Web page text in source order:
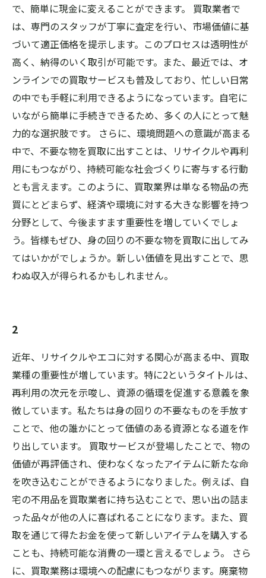
で、簡単に現金に変えることができます。 買取業者で
は、専門のスタッフが丁寧に査定を行い、市場価値に基
づいて適正価格を提示します。このプロセスは透明性が
高く、納得のいく取引が可能です。また、最近では、オ
ンラインでの買取サービスも普及しており、忙しい日常
の中でも手軽に利用できるようになっています。自宅に
いながら簡単に手続きできるため、多くの人にとって魅
力的な選択肢です。 さらに、環境問題への意識が高まる
中で、不要な物を買取に出すことは、リサイクルや再利
用にもつながり、持続可能な社会づくりに寄与する行動
とも言えます。このように、買取業界は単なる物品の売
買にとどまらず、経済や環境に対する大きな影響を持つ
分野として、今後ますます重要性を増していくでしょ
う。皆様もぜひ、身の回りの不要な物を買取に出してみ
てはいかがでしょうか。新しい価値を見出すことで、思
わぬ収入が得られるかもしれません。
2
近年、リサイクルやエコに対する関心が高まる中、買取
業種の重要性が増しています。特に2というタイトルは、
再利用の次元を示唆し、資源の循環を促進する意義を象
徴しています。私たちは身の回りの不要なものを手放す
ことで、他の誰かにとって価値のある資源となる道を作
り出しています。 買取サービスが登場したことで、物の
価値が再評価され、使わなくなったアイテムに新たな命
を吹き込むことができるようになりました。例えば、自
宅の不用品を買取業者に持ち込むことで、思い出の詰ま
った品々が他の人に喜ばれることになります。また、買
取を通じて得たお金を使って新しいアイテムを購入する
ことも、持続可能な消費の一環と言えるでしょう。 さら
に、買取業務は環境への配慮にもつながります。廃棄物